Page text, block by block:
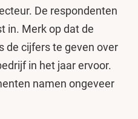
De respondenten
in. Merk op dat de
de cijfers te geven over
in het jaar ervoor.
namen ongeveer